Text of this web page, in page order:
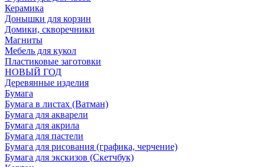
Керамика
Донышки для корзин
Домики, скворечники
Магниты
Мебель для кукол
Пластиковые заготовки
НОВЫЙ ГОД
Деревянные изделия
Бумага
Бумага в листах (Ватман)
Бумага для акварели
Бумага для акрила
Бумага для пастели
Бумага для рисования (графика, черчение)
Бумага для экскизов (Скетчбук)